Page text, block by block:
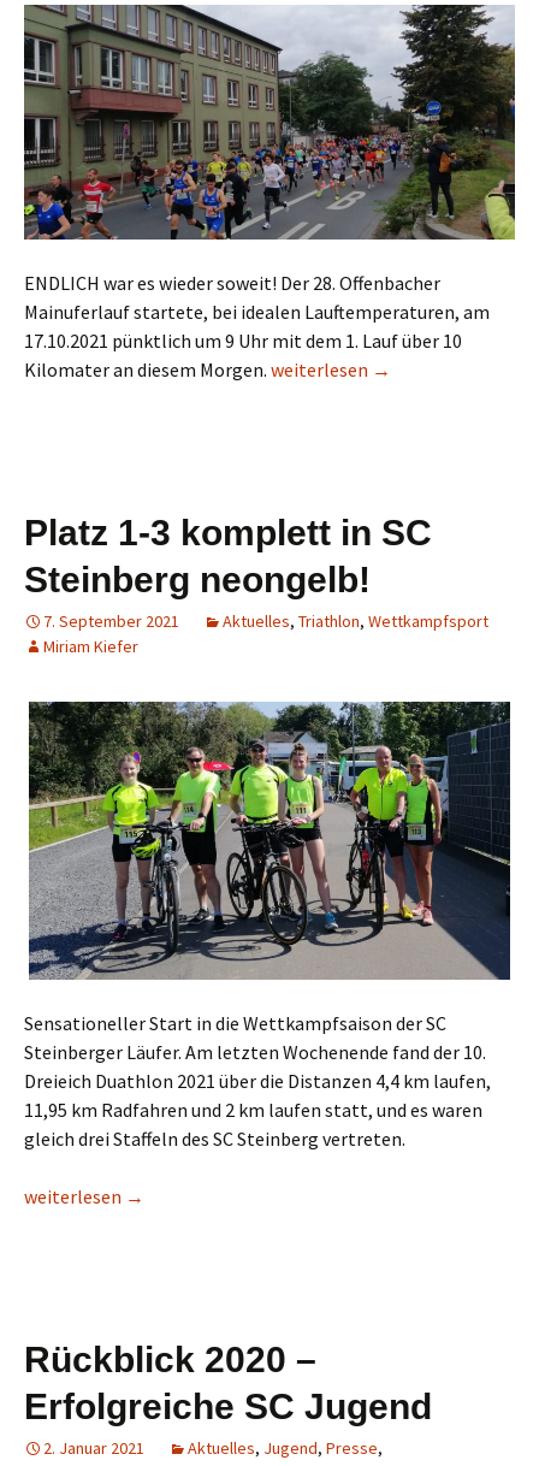
ENDLICH war es wieder soweit! Der 28. Offenbacher
Mainuferlauf startete, bei idealen Lauftemperaturen, am
17.10.2021 pünktlich um 9 Uhr mit dem 1. Lauf über 10
Kilomater an diesem Morgen. 28.Offenbacher Mainuferlauf –
weiterlesen →
Platz 1-3 komplett in SC
Steinberg neongelb!
7. September 2021 Aktuelles, Triathlon, Wettkampfsport
Miriam Kiefer
Sensationeller Start in die Wettkampfsaison der SC
Steinberger Läufer. Am letzten Wochenende fand der 10.
Dreieich Duathlon 2021 über die Distanzen 4,4 km laufen,
11,95 km Radfahren und 2 km laufen statt, und es waren
gleich drei Staffeln des SC Steinberg vertreten.
Platz 1-3 komplett in SC Steinberg neongelb!
weiterlesen →
Rückblick 2020 –
Erfolgreiche SC Jugend
2. Januar 2021 Aktuelles, Jugend, Presse,